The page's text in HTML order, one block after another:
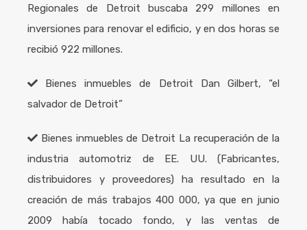
Regionales de Detroit buscaba 299 millones en
inversiones para renovar el edificio, y en dos horas se
recibió 922 millones.
Bienes inmuebles de Detroit Dan Gilbert, “el
salvador de Detroit”
Bienes inmuebles de Detroit La recuperación de la
industria automotriz de EE. UU. (Fabricantes,
distribuidores y proveedores) ha resultado en la
creación de más trabajos 400 000, ya que en junio
2009 había tocado fondo, y las ventas de